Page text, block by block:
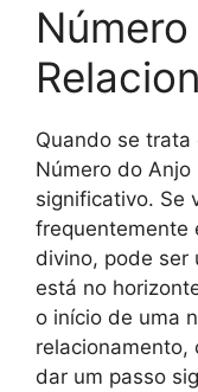
Quando se
Número do
significativo. Se
frequentemente
divino, pode ser
está no
o início de uma
relacionamento,
dar um passo